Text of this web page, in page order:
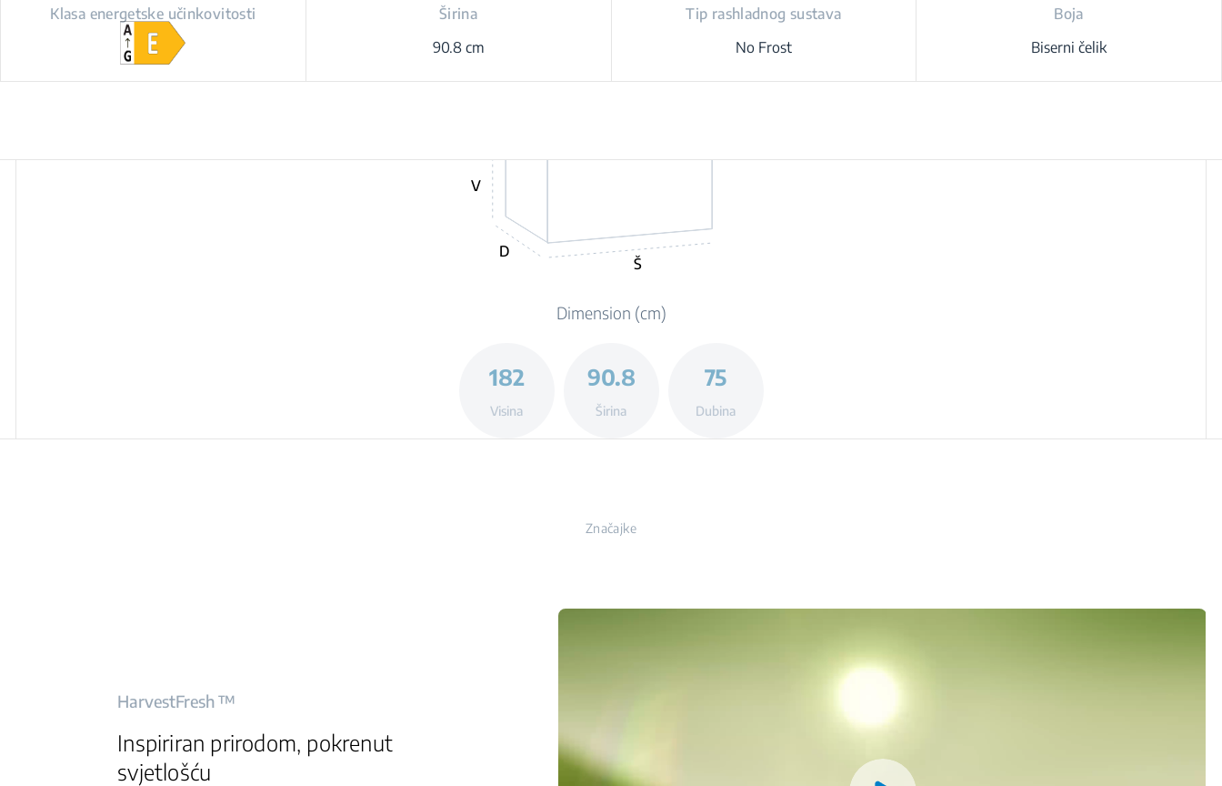
Klasa energetske učinkovitosti
Širina
90.8 cm
Tip rashladnog sustava
No Frost
Boja
Biserni čelik
V
D
Š
Dimension (cm)
182
Visina
90.8
Širina
75
Dubina
Značajke
HarvestFresh ™
Inspiriran prirodom, pokrenut
svjetlošću